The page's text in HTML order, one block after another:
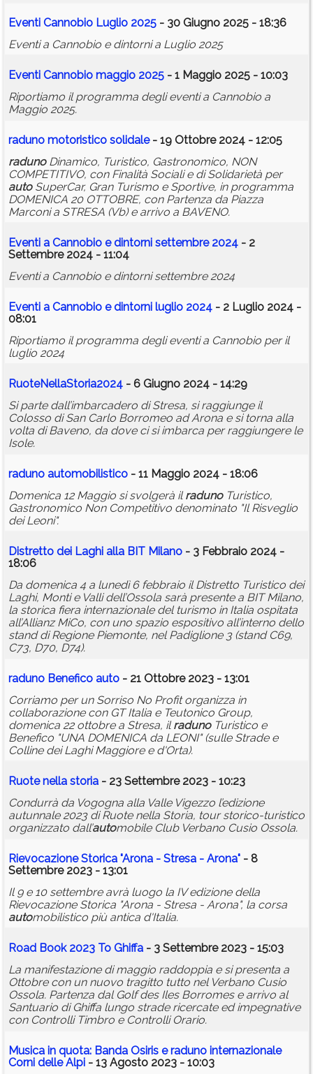
Eventi Cannobio Luglio 2025 - 30 Giugno 2025 - 18:36
Eventi a Cannobio e dintorni a Luglio 2025
Eventi Cannobio maggio 2025 - 1 Maggio 2025 - 10:03
Riportiamo il programma degli eventi a Cannobio a
Maggio 2025.
raduno motoristico solidale- 19 Ottobre 2024 - 12:05
radunoDinamico, Turistico, Gastronomico, NON
COMPETITIVO, con Finalità Sociali e di Solidarietà per
autoSuperCar, Gran Turismo e Sportive, in programma
DOMENICA 20 OTTOBRE, con Partenza da Piazza
Marconi a STRESA (Vb) e arrivo a BAVENO.
Eventi a Cannobio e dintorni settembre 2024 - 2
Settembre 2024 - 11:04
Eventi a Cannobio e dintorni settembre 2024
Eventi a Cannobio e dintorni luglio 2024 - 2 Luglio 2024 -
08:01
Riportiamo il programma degli eventi a Cannobio per il
luglio 2024
RuoteNellaStoria2024 - 6 Giugno 2024 - 14:29
Si parte dall’imbarcadero di Stresa, si raggiunge il
Colosso di San Carlo Borromeo ad Arona e si torna alla
volta di Baveno, da dove ci si imbarca per raggiungere le
Isole.
raduno automobilistico - 11 Maggio 2024 - 18:06
Domenica 12 Maggio si svolgerà ilradunoTuristico,
Gastronomico Non Competitivo denominato "Il Risveglio
dei Leoni".
Distretto dei Laghi alla BIT Milano - 3 Febbraio 2024 -
18:06
Da domenica 4 a lunedì 6 febbraio il Distretto Turistico dei
Laghi, Monti e Valli dell’Ossola sarà presente a BIT Milano,
la storica fiera internazionale del turismo in Italia ospitata
all’Allianz MiCo, con uno spazio espositivo all’interno dello
stand di Regione Piemonte, nel Padiglione 3 (stand C69,
C73, D70, D74).
raduno Benefico auto - 21 Ottobre 2023 - 13:01
Corriamo per un Sorriso No Profit organizza in
collaborazione con GT Italia e Teutonico Group,
domenica 22 ottobre a Stresa, ilradunoTuristico e
Benefico "UNA DOMENICA da LEONI" (sulle Strade e
Colline dei Laghi Maggiore e d'Orta).
Ruote nella storia - 23 Settembre 2023 - 10:23
Condurrà da Vogogna alla Valle Vigezzo l’edizione
autunnale 2023 di Ruote nella Storia, tour storico-turistico
organizzato dall’automobile Club Verbano Cusio Ossola.
Rievocazione Storica "Arona - Stresa - Arona" - 8
Settembre 2023 - 13:01
Il 9 e 10 settembre avrà luogo la IV edizione della
Rievocazione Storica "Arona - Stresa - Arona", la corsa
automobilistico più antica d'Italia.
Road Book 2023 To Ghiffa - 3 Settembre 2023 - 15:03
La manifestazione di maggio raddoppia e si presenta a
Ottobre con un nuovo tragitto tutto nel Verbano Cusio
Ossola. Partenza dal Golf des Iles Borromes e arrivo al
Santuario di Ghiffa lungo strade ricercate ed impegnative
con Controlli Timbro e Controlli Orario.
Musica in quota: Banda Osiris eraduno internazionale
Corni delle Alpi - 13 Agosto 2023 - 10:03